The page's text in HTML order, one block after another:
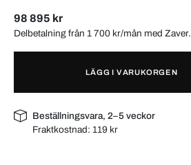
98 895 kr
Delbetalning från 1 700 kr/mån med Zaver.
LÄGG I VARUKORGEN
Beställningsvara, 2–5 veckor
Fraktkostnad: 119 kr